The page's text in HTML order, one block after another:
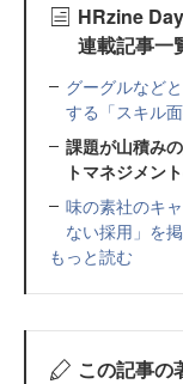
HRzine
連載記事一
グーグルなど
する「スキル
課題が山積み
トマネジメン
味の素社のキ
ない採用」を
もっと読む
この記事の